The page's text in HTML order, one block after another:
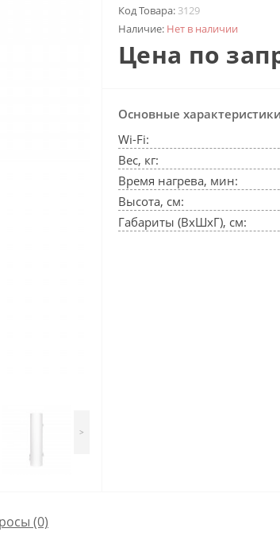
>
Код Товара: 3129
Наличие: Нет в наличии
Цена по
Основные
Wi-Fi:
Вес, кг:
Время нагрева, мин:
Высота, см:
Габариты (ВхШхГ), см:
(0)